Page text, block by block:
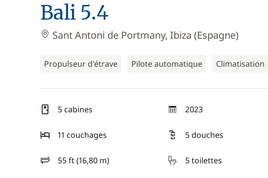
Bali 5.4
Sant Antoni de Portmany, Ibiza (Espagne)
Propulseur d'étrave Pilote automatique Climatisation
5 cabines 2023
année
11 couchages
5 douches
55 ft (16,80 m)
longueur 5 toilettes